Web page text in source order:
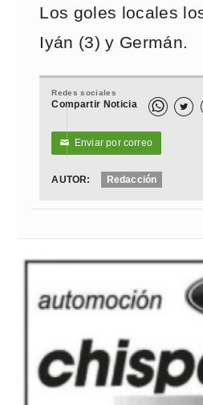
Los goles locales
Iyán (3) y Germán.
Redes sociales
Compartir Noticia 
✉ Enviar por correo
AUTOR: Redacción